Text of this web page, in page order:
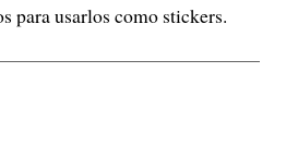
para usarlos como stickers.